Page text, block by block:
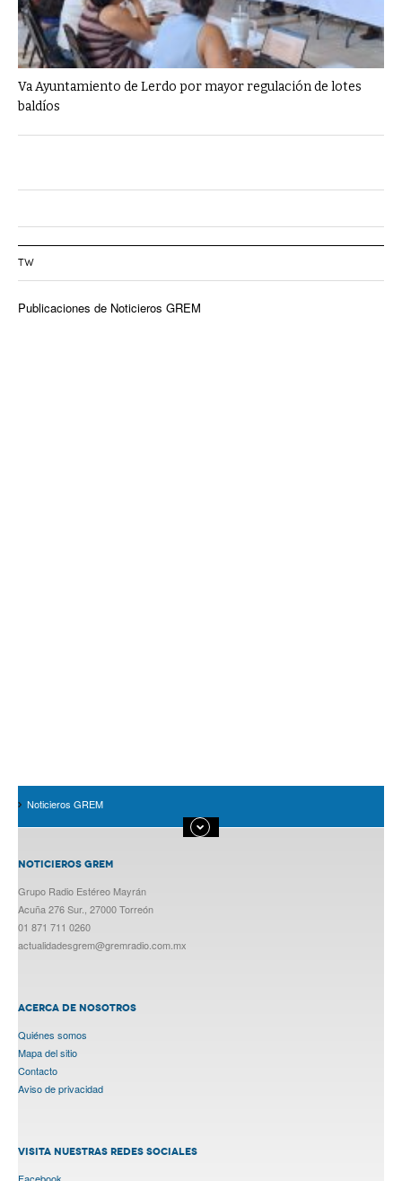
Va Ayuntamiento de Lerdo por mayor regulación de lotes
baldíos
TW
Publicaciones de Noticieros GREM
Noticieros GREM
NOTICIEROS GREM
Grupo Radio Estéreo Mayrán
Acuña 276 Sur., 27000 Torreón
01 871 711 0260
actualidadesgrem@gremradio.com.mx
ACERCA DE NOSOTROS
Quiénes somos
Mapa del sitio
Contacto
Aviso de privacidad
VISITA NUESTRAS REDES SOCIALES